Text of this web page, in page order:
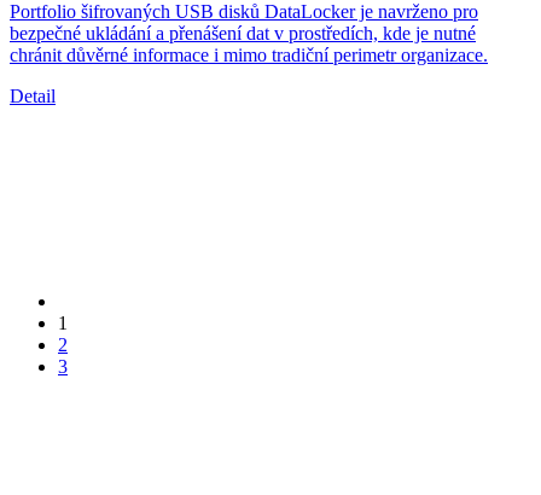
Portfolio šifrovaných USB disků DataLocker je navrženo pro
bezpečné ukládání a přenášení dat v prostředích, kde je nutné
chránit důvěrné informace i mimo tradiční perimetr organizace.
Detail
1
2
3